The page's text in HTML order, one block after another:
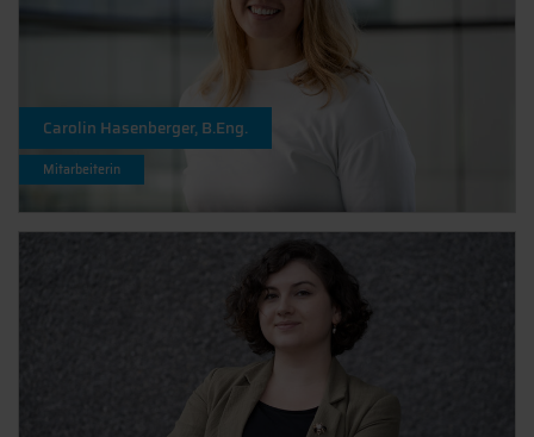
Carolin Hasenberger, B.Eng.
Mitarbeiterin